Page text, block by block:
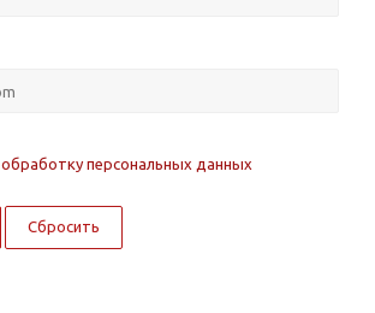
обработку персональных данных
Сбросить